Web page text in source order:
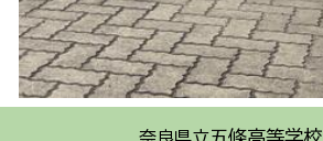
五條高等学校